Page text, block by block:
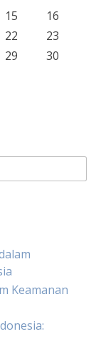
15
16
22
23
29
30
Keamanan